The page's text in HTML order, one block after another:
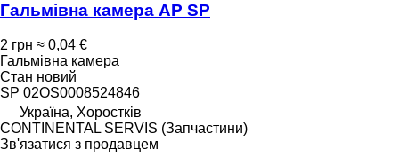
Гальмівна камера AP SP
2 грн ≈ 0,04 €
Гальмівна камера
Стан новий
SP 02OS0008524846
Україна, Хоростків
CONTINENTAL SERVIS (Запчастини)
Зв'язатися з продавцем